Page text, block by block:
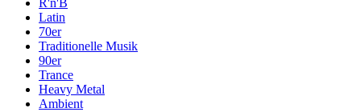
R'n'B
Latin
70er
Traditionelle Musik
90er
Trance
Heavy Metal
Ambient